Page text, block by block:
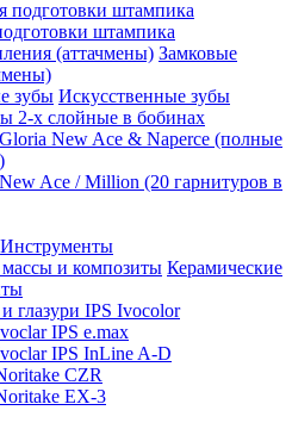
штампика
Замковые
Искусственные зубы
2-х слойные в бобинах
New Ace & Naperce (полные
Ace / Million (20 гарнитуров в
Инструменты
Керамические
глазури IPS Ivocolor
IPS e.max
IPS InLine A-D
CZR
EX-3